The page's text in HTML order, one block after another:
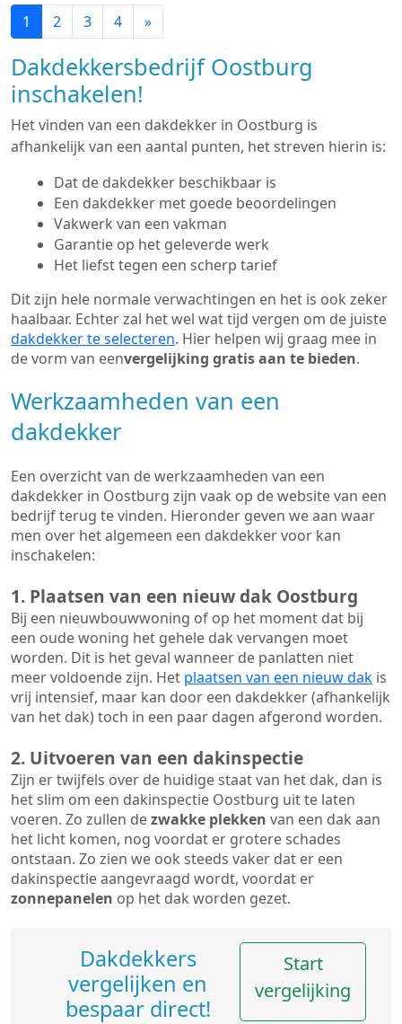
1 2 3 4 »
Dakdekkersbedrijf Oostburg
inschakelen!
Het vinden van een dakdekker in Oostburg is
afhankelijk van een aantal punten, het streven hierin is:
Dat de dakdekker beschikbaar is
Een dakdekker met goede beoordelingen
Vakwerk van een vakman
Garantie op het geleverde werk
Het liefst tegen een scherp tarief
Dit zijn hele normale verwachtingen en het is ook zeker
haalbaar. Echter zal het wel wat tijd vergen om de juiste
dakdekker te selecteren. Hier helpen wij graag mee in
de vorm van eenvergelijking gratis aan te bieden.
Werkzaamheden van een
dakdekker
Een overzicht van de werkzaamheden van een
dakdekker in Oostburg zijn vaak op de website van een
bedrijf terug te vinden. Hieronder geven we aan waar
men over het algemeen een dakdekker voor kan
inschakelen:
1. Plaatsen van een nieuw dak Oostburg
Bij een nieuwbouwwoning of op het moment dat bij
een oude woning het gehele dak vervangen moet
worden. Dit is het geval wanneer de panlatten niet
meer voldoende zijn. Het plaatsen van een nieuw dak is
vrij intensief, maar kan door een dakdekker (afhankelijk
van het dak) toch in een paar dagen afgerond worden.
2. Uitvoeren van een dakinspectie
Zijn er twijfels over de huidige staat van het dak, dan is
het slim om een dakinspectie Oostburg uit te laten
voeren. Zo zullen dezwakke plekken van een dak aan
het licht komen, nog voordat er grotere schades
ontstaan. Zo zien we ook steeds vaker dat er een
dakinspectie aangevraagd wordt, voordat er
zonnepanelen op het dak worden gezet.
Dakdekkers
vergelijken en
bespaar direct!
Start
vergelijking